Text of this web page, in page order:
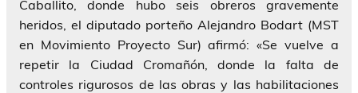
Caballito, donde hubo seis obreros gravemente
heridos, el diputado porteño Alejandro Bodart (MST
en Movimiento Proyecto Sur) afirmó: «Se vuelve a
repetir la Ciudad Cromañón, donde la falta de
controles rigurosos de las obras y las habilitaciones